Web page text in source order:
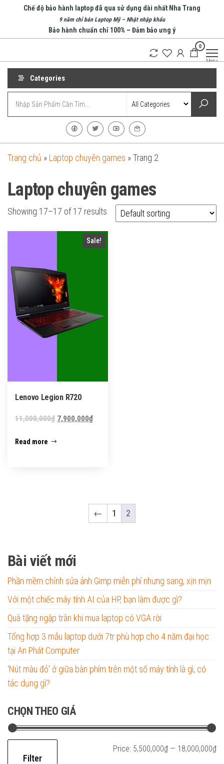
Chế độ bảo hành laptop đã qua sử dụng dài nhất Nha Trang
9 năm chỉ bán Laptop Mỹ – Nhật nhập khẩu
Bảo hành chuẩn chỉ 100% – Đảm bảo ưng ý
Computer
0
Menu
Categories
Trang chủ » Laptop chuyên games »Trang 2
Laptop chuyên games
Showing 17–17 of 17 results
Sale!
Lenovo Legion R720
11,000,000₫ Original
7,900,000₫Current
Read more
← 1 2
Bài viết mới
Phần mềm chỉnh sửa ảnh Gimp miễn phí nhưng sang, xịn mịn
Với một chiếc máy tính AI của HP, bạn làm được gì?
Quà tặng ngập tràn khi mua laptop có VGA rời
Tổng hợp 3 mẫu laptop dưới 7tr phù hợp cho 4 năm đại học
tại An Phát Computer
‘Nút màu đỏ’ ở giữa bàn phím trên một số máy tính là gì, có
tác dụng gì?
CHỌN THEO GIÁ
Filter
Price: 5,500,000₫ — 18,000,000₫